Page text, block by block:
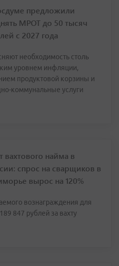
предложили
МРОТ до 50 тысяч
с 2027 года
необходимость столь
уровнем инфляции,
продуктовой корзины и
коммунальные услуги
вахтового найма в
спрос на сварщиков в
вырос на 120%
вознаграждения для
847 рублей за вахту